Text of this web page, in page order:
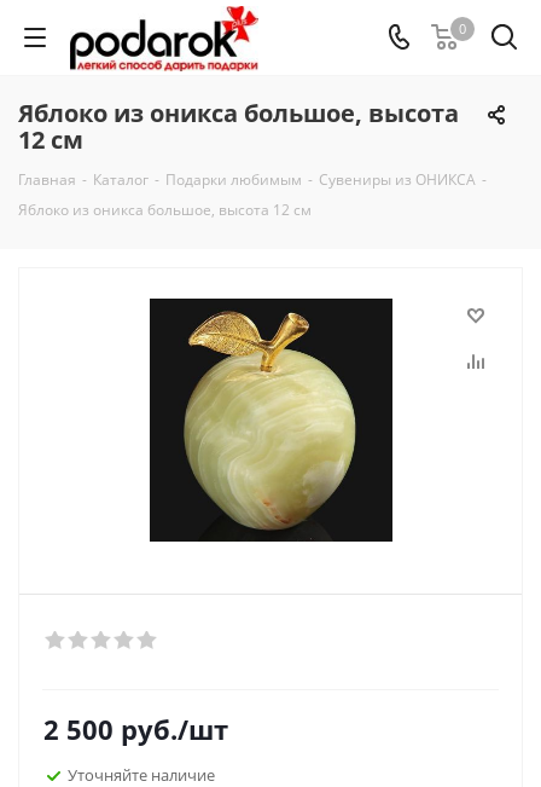
0
Яблоко из оникса большое, высота
12 см
Главная - Каталог - Подарки любимым - Сувениры из ОНИКСА -
Яблоко из оникса большое, высота 12 см
2 500 руб./шт
Уточняйте наличие